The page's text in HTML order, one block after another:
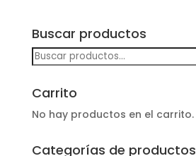
Buscar productos
Buscar
por:
Carrito
No hay productos en el carrito.
Categorías de productos